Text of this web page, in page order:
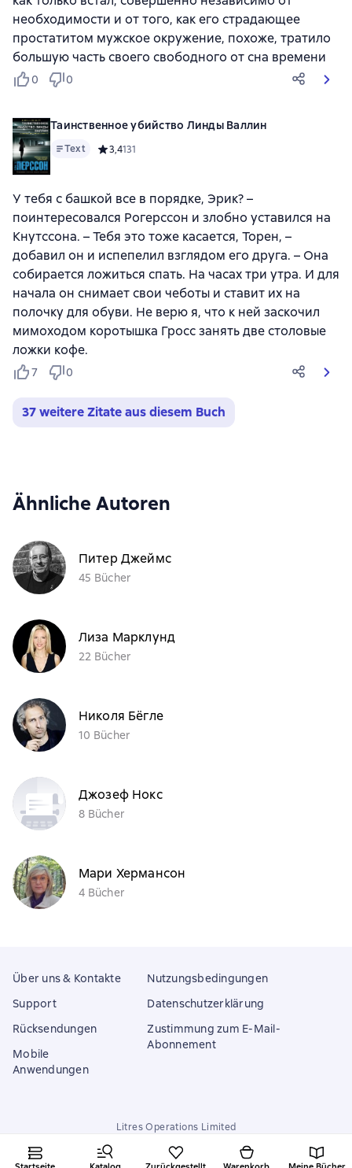
необходимости и от того, как его страдающее
простатитом мужское окружение, похоже, тратило
большую часть своего свободного от сна времени
0 0
Таинственное убийство Линды Валлин
Text Средний рейтинг 3,4 на основе 131 оценок
3,4131
У тебя с башкой все в порядке, Эрик? –
поинтересовался Рогерссон и злобно уставился на
Кнутссона. – Тебя это тоже касается, Торен, –
добавил он и испепелил взглядом его друга. – Она
собирается ложиться спать. На часах три утра. И для
начала он снимает свои чеботы и ставит их на
полочку для обуви. Не верю я, что к ней заскочил
мимоходом коротышка Гросс занять две столовые
ложки кофе.
7 0
37 weitere Zitate aus diesem Buch
Ähnliche Autoren
Питер Джеймс
45 Bücher
Лиза Марклунд
22 Bücher
Николя Бёгле
10 Bücher
Джозеф Нокс
8 Bücher
Мари Хермансон
4 Bücher
Über uns & Kontakte
Support
Rücksendungen
Mobile
Anwendungen
Nutzungsbedingungen
Datenschutzerklärung
Zustimmung zum E-Mail-
Abonnement
Litres Operations Limited